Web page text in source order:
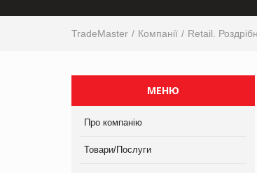
TradeMaster Компанії Retail.
МЕНЮ
Про компанію
Товари/Послуги